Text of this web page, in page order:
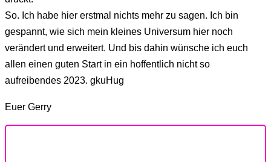
So. Ich habe hier erstmal nichts mehr zu sagen. Ich bin
gespannt, wie sich mein kleines Universum hier noch
verändert und erweitert. Und bis dahin wünsche ich euch
allen einen guten Start in ein hoffentlich nicht so
aufreibendes 2023. gkuHug
Euer Gerry